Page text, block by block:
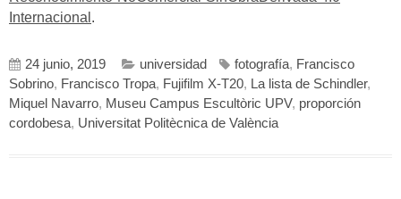
Internacional .
24 junio, 2019 universidad fotografía, Francisco
Sobrino, Francisco Tropa, Fujifilm X-T20, La lista de Schindler,
Miquel Navarro, Museu Campus Escultòric UPV, proporción
cordobesa, Universitat Politècnica de València